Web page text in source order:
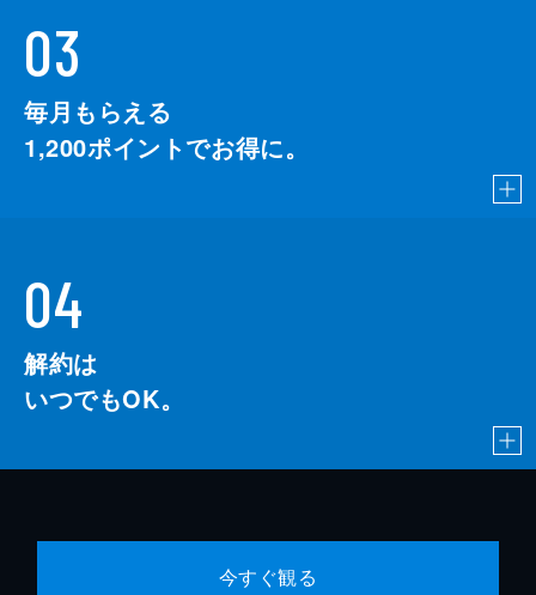
03
毎月もらえる
1,200ポイントでお得に。
04
解約は
いつでもOK。
今すぐ観る